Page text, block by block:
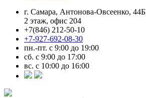
г. Самара, Антонова-Овсеенко, 44Б
2 этаж, офис 204
+7(846) 212-50-10
+7-927-692-08-30
пн.-пт. с 9:00 до 19:00
сб. с 9:00 до 17:00
вс. с 10:00 до 16:00